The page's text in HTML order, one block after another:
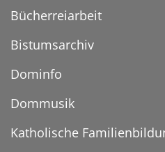
Bücherreiarbeit
Bistumsarchiv
Dominfo
Dommusik
Katholische